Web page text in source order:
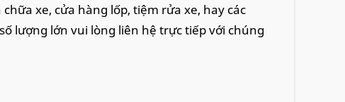
xe, cửa hàng lốp, tiệm rửa xe, hay các
lượng lớn vui lòng liên hệ trực tiếp với chúng